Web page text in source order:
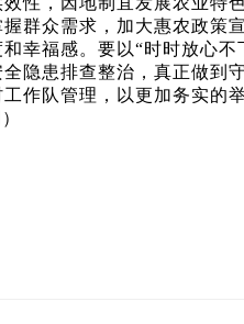
群众需求，加大惠农政策
幸福感。要以“时时放心
隐患排查整治，真正做到
作队管理，以更加务实的